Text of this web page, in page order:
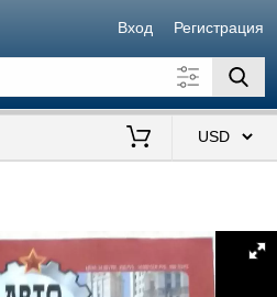
Вход Регистрация